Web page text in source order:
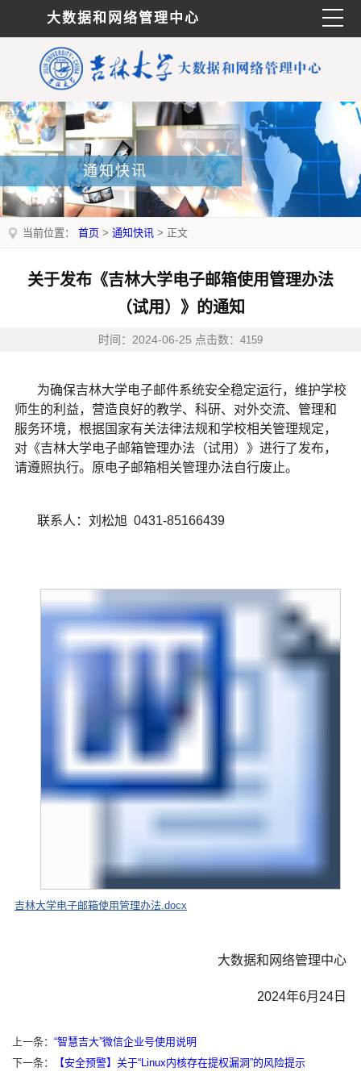
大数据和网络管理中心
通知快讯
当前位置： 首页 > 通知快讯 > 正文
关于发布《吉林大学电子邮箱使用管理办法
（试用）》的通知
时间：2024-06-25 点击数： 4159
为确保吉林大学电子邮件系统安全稳定运行，维护学校
师生的利益，营造良好的教学、科研、对外交流、管理和
服务环境，根据国家有关法律法规和学校相关管理规定，
对《吉林大学电子邮箱管理办法（试用）》进行了发布，
请遵照执行。原电子邮箱相关管理办法自行废止。
联系人：刘松旭 0431-85166439
吉林大学电子邮箱使用管理办法.docx
大数据和网络管理中心
2024年6月24日
上一条： “智慧吉大”微信企业号使用说明
下一条：
【安全预警】关于“Linux内核存在提权漏洞”的风险提示